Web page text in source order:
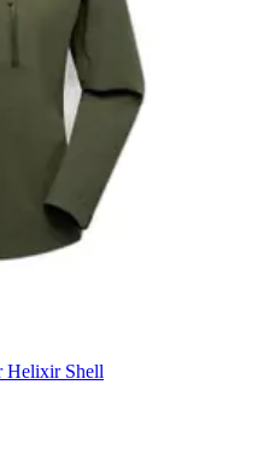
Helixir Shell